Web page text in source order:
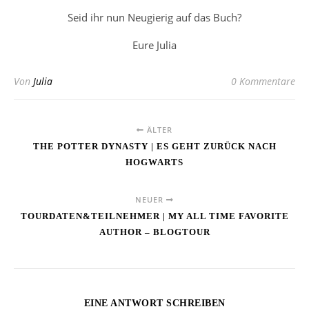
Seid ihr nun Neugierig auf das Buch?
Eure Julia
Von Julia 0 Kommentare
ÄLTER
THE POTTER DYNASTY | ES GEHT ZURÜCK NACH
HOGWARTS
NEUER
TOURDATEN&TEILNEHMER | MY ALL TIME FAVORITE
AUTHOR – BLOGTOUR
EINE ANTWORT SCHREIBEN